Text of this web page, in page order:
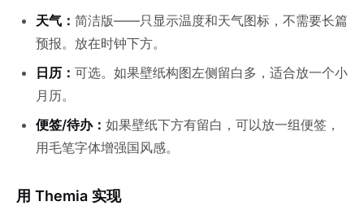
天气： 简洁版——只显示温度和天气图标，不需要长篇
预报。放在时钟下方。
日历： 可选。如果壁纸构图左侧留白多，适合放一个小
月历。
便签/待办： 如果壁纸下方有留白，可以放一组便签，
用毛笔字体增强国风感。
用 Themia 实现